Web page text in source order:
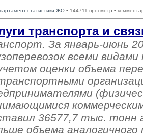
статистики ЖО • 144711 просмотр •
транспорта и
За январь-июнь
всеми
оценки объема
36577,7 тыс. тонн
объема аналогичного